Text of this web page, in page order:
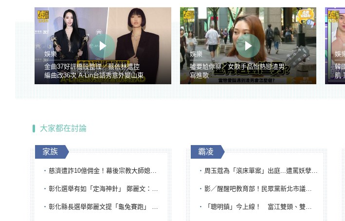
娛樂
金曲37好評橋段整理／蔡依林遭控
編曲改36次 A-Lin台語秀意外變山東
腔
娛樂
噓要尬你聊／女歌手品怡熱戀渣男
寫進歌
娛
韓
肌
大家都在討論
家族
慈濟遭詐10億佣金！幕後宗教大師媳婦獲100萬交保...快步奔離不發一語
彰化選舉有如「定海神針」 鄭麗文：傾全黨之力讓彰化贏
彰化縣長選舉鄭麗文提「龜兔賽跑」 綠營、無黨籍忙否認是烏龜
霸凌
周玉蔻為「滾床單案」出庭...遭罵妖孽下地獄 張淑娟批：舌頭殺人有罪
影／醒醒吧教育部！民眾黨新北市議員參選人提出校園反毒防線升級政見
「聰明鎮」今上線！ 富江雙頭、雙一、人頭氣球全登場